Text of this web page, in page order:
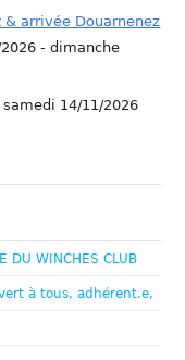
arrivée Douarnenez
- dimanche
samedi 14/11/2026
DU WINCHES CLUB
à tous, adhérent.e,